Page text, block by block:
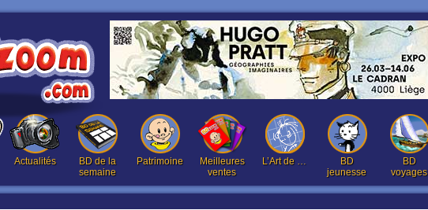
Actualités
BD de la
semaine
Patrimoine
Meilleures
ventes
L’Art de …
BD
jeunesse
BD
voyages